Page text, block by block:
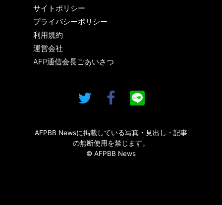
サイトポリシー
プライバシーポリシー
利用規約
運営会社
AFP通信会長ごあいさつ
AFPBB Newsに掲載している写真・見出し・記事
の無断使用を禁じます。
© AFPBB News